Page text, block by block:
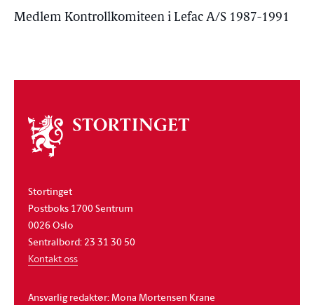
Medlem Kontrollkomiteen i Lefac A/S 1987-1991
Om
stortinget
Stortinget
Postboks 1700 Sentrum
0026 Oslo
Sentralbord: 23 31 30 50
Kontakt oss
Ansvarlig redaktør: Mona Mortensen Krane